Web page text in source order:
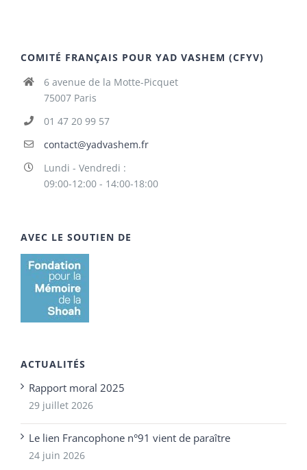
COMITÉ FRANÇAIS POUR YAD VASHEM (CFYV)
6 avenue de la Motte-Picquet
75007 Paris
01 47 20 99 57
contact@yadvashem.fr
Lundi - Vendredi :
09:00-12:00 - 14:00-18:00
AVEC LE SOUTIEN DE
ACTUALITÉS
Rapport moral 2025
29 juillet 2026
Le lien Francophone n°91 vient de paraître
24 juin 2026